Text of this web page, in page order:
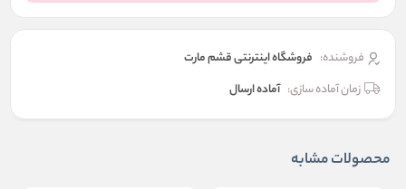
فروشنده: فروشگاه اینترنتی قشم مارت
زمان آماده سازی: آماده ارسال
محصولات مشابه